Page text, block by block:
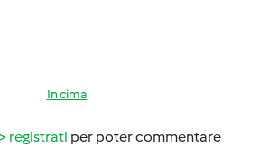
In cima
registrati per poter commentare